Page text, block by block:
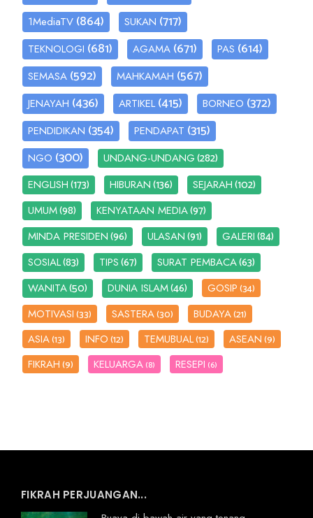
1MediaTV (864) SUKAN (717)
TEKNOLOGI (681) AGAMA (671) PAS (614)
SEMASA (592) MAHKAMAH (567)
JENAYAH (436) ARTIKEL (415) BORNEO (372)
PENDIDIKAN (354) PENDAPAT (315)
NGO (300) UNDANG-UNDANG(282)
ENGLISH(173) HIBURAN(136) SEJARAH(102)
UMUM(98) KENYATAAN MEDIA(97)
MINDA PRESIDEN(96) ULASAN(91) GALERI(84)
SOSIAL(83) TIPS(67) SURAT PEMBACA(63)
WANITA(50) DUNIA ISLAM(46) GOSIP(34)
MOTIVASI(33) SASTERA(30) BUDAYA(21)
ASIA(13) INFO(12) TEMUBUAL(12) ASEAN(9)
FIKRAH(9) KELUARGA (8) RESEPI (6)
FIKRAH PERJUANGAN...